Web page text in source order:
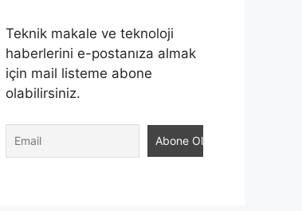
Teknik makale ve teknoloji
haberlerini e-postanıza almak
için mail listeme abone
olabilirsiniz.